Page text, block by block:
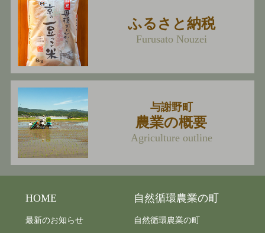
ふるさと納税
Furusato Nouzei
与謝野町
農業の概要
Agriculture outline
HOME
最新のお知らせ
自然循環農業の町
自然循環農業の町